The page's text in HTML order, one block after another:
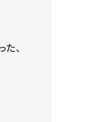
、